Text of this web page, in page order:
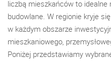
liczbą mieszkańców to
budowlane. W regionie kryje
w każdym obszarze
mieszkaniowego,
Poniżej przedstawiamy